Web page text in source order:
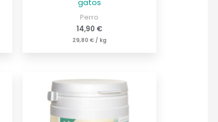
gatos
Perro
14,90 €
29,80 €/ kg